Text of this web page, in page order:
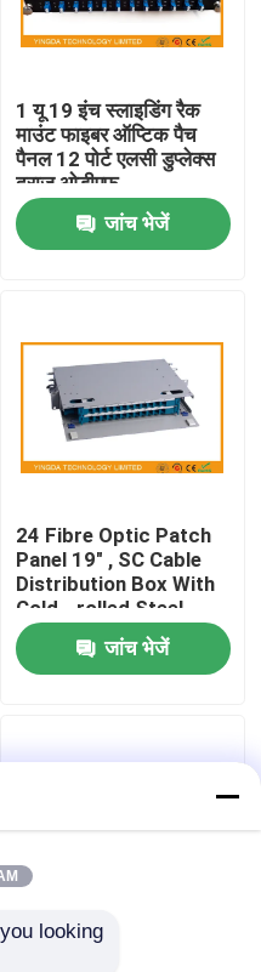
1 यू 19 इंच स्लाइडिंग रैक
माउंट फाइबर ऑप्टिक पैच
पैनल 12 पोर्ट एलसी डुप्लेक्स
दराज ओडीएफ
जांच भेजें
24 Fibre Optic Patch
Panel 19" , SC Cable
Distribution Box With
Cold - rolled Steel
Material
जांच भेजें
looking